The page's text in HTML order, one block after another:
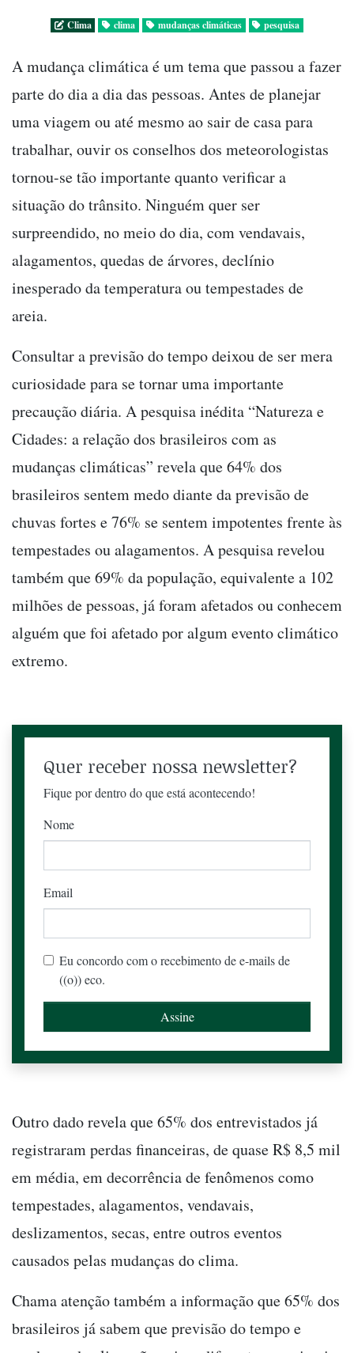
Clima clima mudanças climáticas pesquisa
A mudança climática é um tema que passou a fazer
parte do dia a dia das pessoas. Antes de planejar
uma viagem ou até mesmo ao sair de casa para
trabalhar, ouvir os conselhos dos meteorologistas
tornou-se tão importante quanto verificar a
situação do trânsito. Ninguém quer ser
surpreendido, no meio do dia, com vendavais,
alagamentos, quedas de árvores, declínio
inesperado da temperatura ou tempestades de
areia.
Consultar a previsão do tempo deixou de ser mera
curiosidade para se tornar uma importante
precaução diária. A pesquisa inédita “Natureza e
Cidades: a relação dos brasileiros com as
mudanças climáticas” revela que 64% dos
brasileiros sentem medo diante da previsão de
chuvas fortes e 76% se sentem impotentes frente às
tempestades ou alagamentos. A pesquisa revelou
também que 69% da população, equivalente a 102
milhões de pessoas, já foram afetados ou conhecem
alguém que foi afetado por algum evento climático
extremo.
Quer receber nossa newsletter?
Fique por dentro do que está acontecendo!
Nome
Email
Eu concordo com o recebimento de e-mails de
((o)) eco.
Outro dado revela que 65% dos entrevistados já
registraram perdas financeiras, de quase R$ 8,5 mil
em média, em decorrência de fenômenos como
tempestades, alagamentos, vendavais,
deslizamentos, secas, entre outros eventos
causados pelas mudanças do clima.
Chama atenção também a informação que 65% dos
brasileiros já sabem que previsão do tempo e